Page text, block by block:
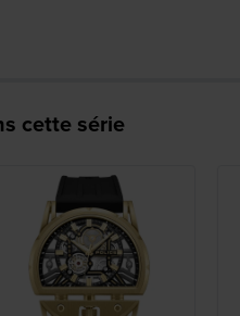
cette série